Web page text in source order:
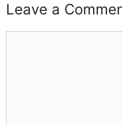
Leave a